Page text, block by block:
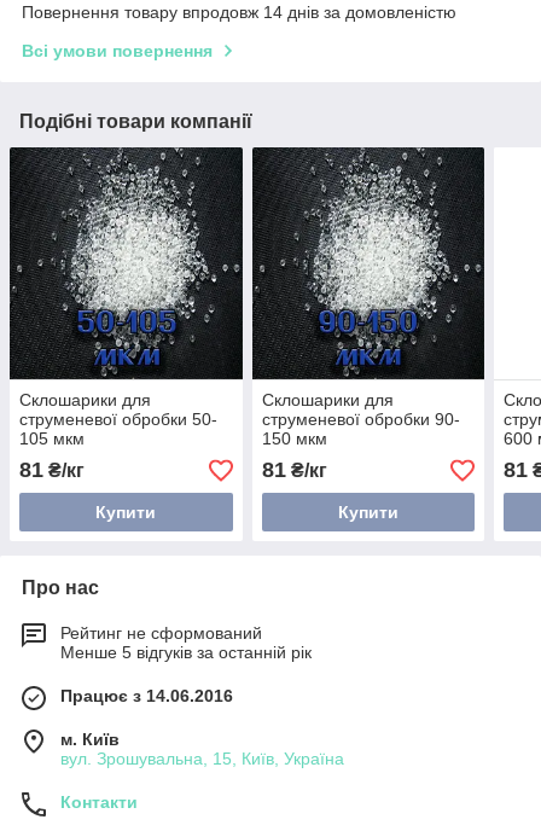
Повернення товару впродовж 14 днів за домовленістю
Всі умови повернення
Подібні товари компанії
Склошарики для
струменевої обробки 50-
105 мкм
81 ₴/кг
Купити
Склошарики для
струменевої обробки 90-
150 мкм
81₴/кг
Купити
600
81
Про нас
Рейтинг не сформований
Менше 5 відгуків за останній рік
Працює з 14.06.2016
м. Київ
вул. Зрошувальна, 15, Київ, Україна
Контакти